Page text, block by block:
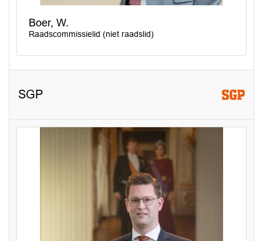
Boer, W.
Raadscommissielid (niet raadslid)
SGP